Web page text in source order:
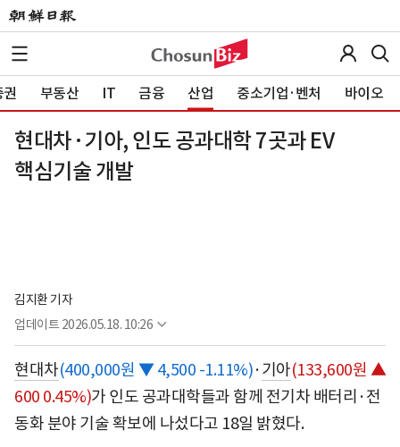
부동산 IT 금융 산업 중소기업·벤처 바이오
현대차·기아, 인도 공과대학 7곳과 EV
핵심기술 개발
김지환 기자
업데이트 2026.05.18. 10:26
현대차(400,000원 ▼ 4,500 -1.11%)·기아(133,600원 ▲
600 0.45%)가 인도 공과대학들과 함께 전기차 배터리·전
동화 분야 기술 확보에 나섰다고 18일 밝혔다.